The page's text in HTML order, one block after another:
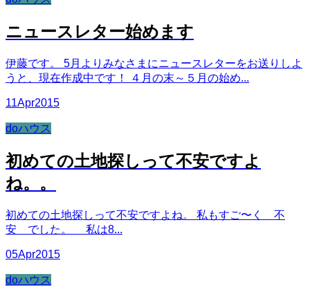
ニュースレター始めます
伊藤です。 5月よりみなさまにニュースレターをお送りしよ
うと、現在作成中です！ ４月の末～５月の始め...
11Apr2015
doハウス
初めての土地探しって不安ですよ
ね。。
初めての土地探しって不安ですよね。 私もすご〜く 不
安 でした。 私は8...
05Apr2015
doハウス